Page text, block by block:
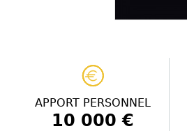
APPORT PERSONNEL
10 000 €